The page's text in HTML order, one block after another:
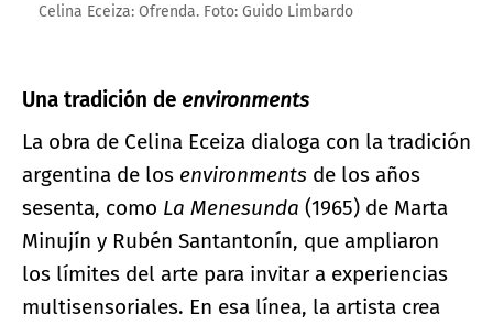
Celina Eceiza: Ofrenda. Foto: Guido Limbardo
Una tradición de environments
La obra de Celina Eceiza dialoga con la tradición
argentina de los environments de los años
sesenta, como La Menesunda (1965) de Marta
Minujín y Rubén Santantonín, que ampliaron
los límites del arte para invitar a experiencias
multisensoriales. En esa línea, la artista crea